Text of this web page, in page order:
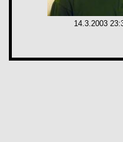
14.3.2003